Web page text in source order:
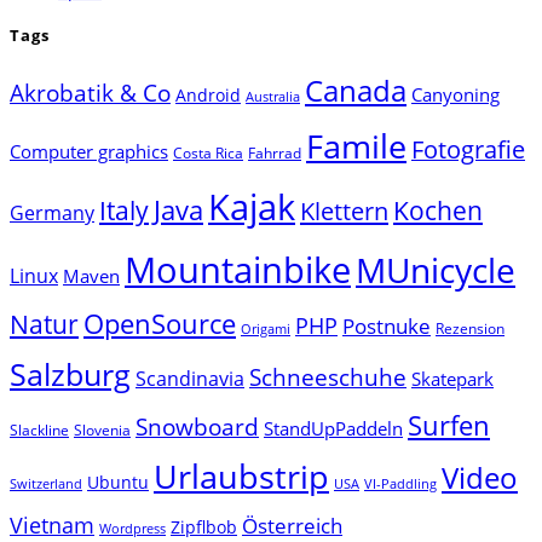
Tags
Akrobatik & Co Android Australia Canada Canyoning
Computer graphics Costa Rica Fahrrad Famile Fotografie
Germany Italy Java Kajak Klettern Kochen
Linux Maven MountainbikeMUnicycle
NaturOpenSource Origami PHP Postnuke Rezension
SalzburgScandinavia Schneeschuhe Skatepark
Slackline Slovenia Snowboard StandUpPaddeln Surfen
Switzerland Ubuntu Urlaubstrip USA VI-Paddling Video
Vietnam Wordpress Zipflbob Österreich